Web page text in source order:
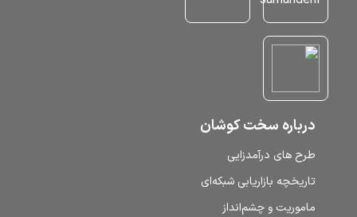
درباره سخت کوشان
طرح‌ های درآمدزایی
تاریخچه بازاریابی شبکه‌ای
ماموریت و چشم‌انداز